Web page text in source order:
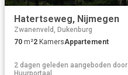
Hatertseweg, Nijmegen
Zwanenveld, Dukenburg
70 m²2 KamersAppartement
2 dagen geleden aangeboden door